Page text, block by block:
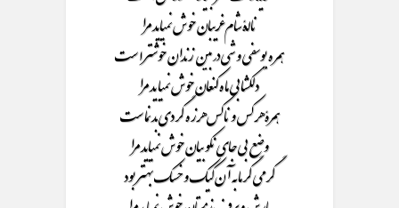
نالۀ شام غریبان خوش نمیاید مرا
همره یوسفی و شی در بین زندان خوشتر است
دلکشابی ماه کنعان خوش نمیا ید مرا
همرۀ هر کس و ناکس هرزه گردی بد نماست
وضع بی جای نکو بیان خوش نمیاید مرا
گرمی گرما به آن کیک و خسک بهتر بود